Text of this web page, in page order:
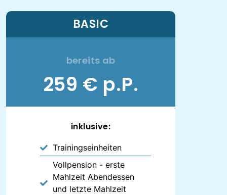
BASIC
bereits ab
259 € p.P.
inklusive:
Trainingseinheiten
Vollpension - erste
Mahlzeit Abendessen
und letzte Mahlzeit